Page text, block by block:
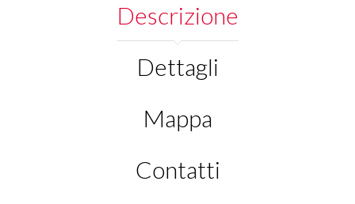
Descrizione
Dettagli
Mappa
Contatti